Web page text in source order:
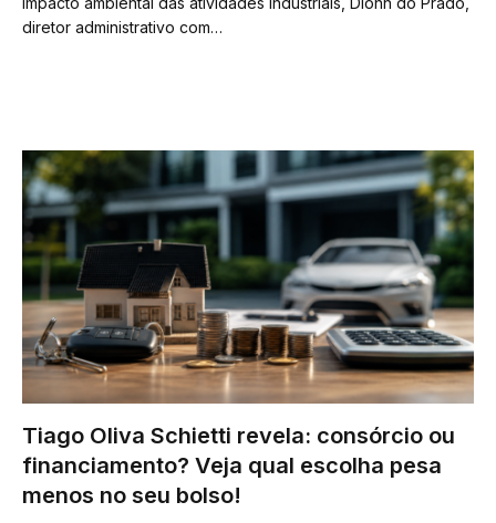
diretor administrativo com…
Tiago Oliva Schietti revela: consórcio ou
financiamento? Veja qual escolha pesa
menos no seu bolso!